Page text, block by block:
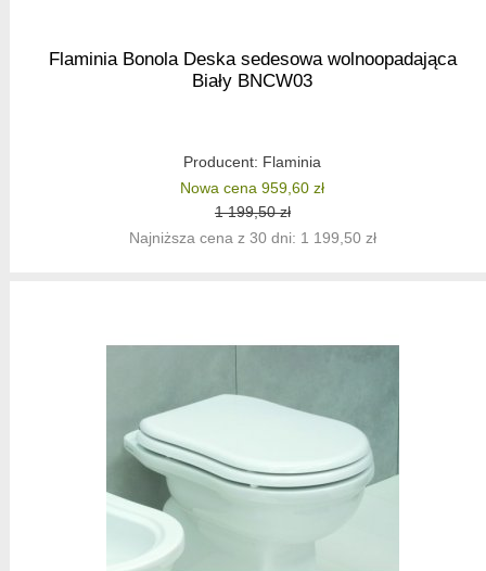
Flaminia Bonola Deska sedesowa wolnoopadająca
Biały BNCW03
Producent: Flaminia
Nowa cena 959,60 zł
1 199,50 zł
Najniższa cena z 30 dni: 1 199,50 zł